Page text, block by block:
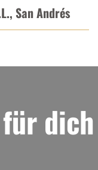
San Andrés
dich